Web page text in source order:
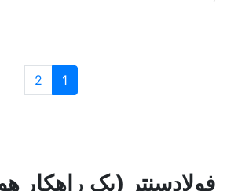
1
2
فولادسنتر (یک راهکار